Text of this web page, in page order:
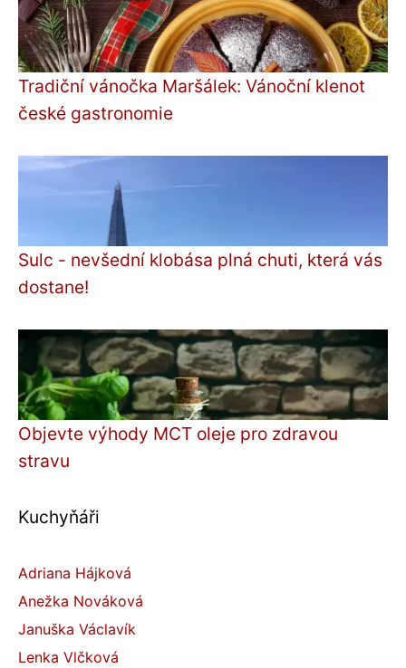
Tradiční vánočka Maršálek: Vánoční klenot
české gastronomie
Sulc - nevšední klobása plná chuti, která vás
dostane!
Objevte výhody MCT oleje pro zdravou
stravu
Kuchyňáři
Adriana Hájková
Anežka Nováková
Januška Václavík
Lenka Vlčková